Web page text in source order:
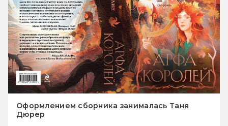
Оформлением сборника занималась Таня
Дюрер